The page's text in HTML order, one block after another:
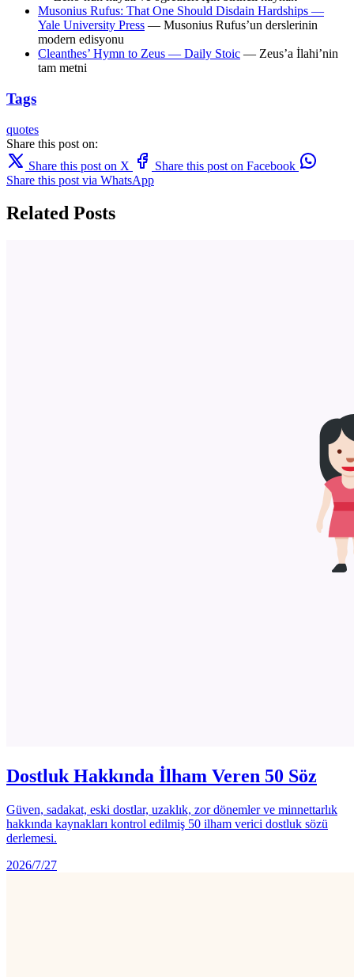
Musonius Rufus: That One Should Disdain Hardships —
Yale University Press — Musonius Rufus’un derslerinin
modern edisyonu
Cleanthes’ Hymn to Zeus — Daily Stoic — Zeus’a İlahi’nin
tam metni
Tags
quotes
Share this post on:
Share this post on X
Share this post on Facebook
Share this post via WhatsApp
Related Posts
Dostluk Hakkında İlham Veren 50 Söz
Güven, sadakat, eski dostlar, uzaklık, zor dönemler ve minnettarlık
hakkında kaynakları kontrol edilmiş 50 ilham verici dostluk sözü
derlemesi.
2026/7/27